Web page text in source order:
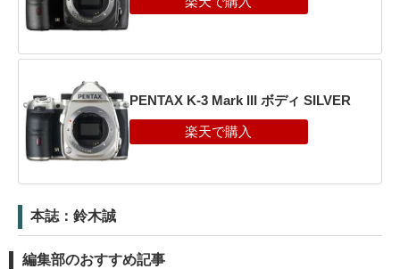
PENTAX K-3 Mark III ボディ SILVER
本誌：鈴木誠
編集部のおすすめ記事